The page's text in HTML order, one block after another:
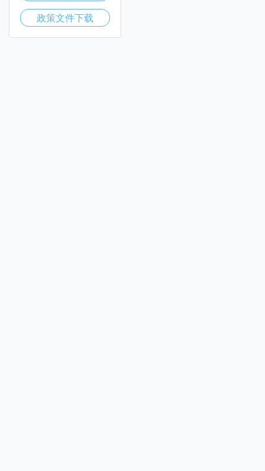
政策文件下载